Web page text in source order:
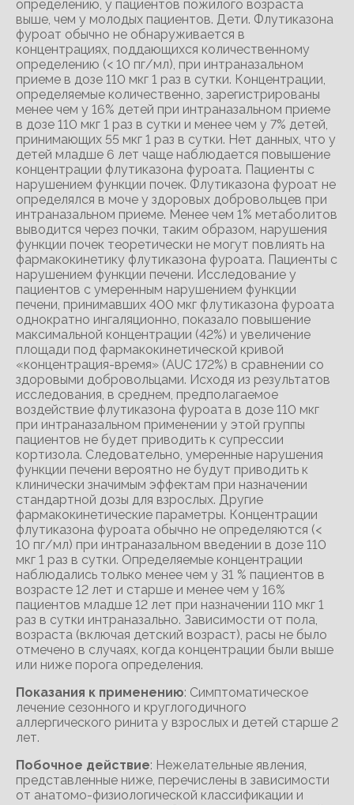
определению, у пациентов пожилого возраста
выше, чем у молодых пациентов. Дети. Флутиказона
фуроат обычно не обнаруживается в
концентрациях, поддающихся количественному
определению (< 10 пг/мл), при интраназальном
приеме в дозе 110 мкг 1 раз в сутки. Концентрации,
определяемые количественно, зарегистрированы
менее чем у 16% детей при интраназальном приеме
в дозе 110 мкг 1 раз в сутки и менее чем у 7% детей,
принимающих 55 мкг 1 раз в сутки. Нет данных, что у
детей младше 6 лет чаще наблюдается повышение
концентрации флутиказона фуроата. Пациенты с
нарушением функции почек. Флутиказона фуроат не
определялся в моче у здоровых добровольцев при
интраназальном приеме. Менее чем 1% метаболитов
выводится через почки, таким образом, нарушения
функции почек теоретически не могут повлиять на
фармакокинетику флутиказона фуроата. Пациенты с
нарушением функции печени. Исследование у
пациентов с умеренным нарушением функции
печени, принимавших 400 мкг флутиказона фуроата
однократно ингаляционно, показало повышение
максимальной концентрации (42%) и увеличение
площади под фармакокинетической кривой
«концентрация-время» (AUC 172%) в сравнении со
здоровыми добровольцами. Исходя из результатов
исследования, в среднем, предполагаемое
воздействие флутиказона фуроата в дозе 110 мкг
при интраназальном применении у этой группы
пациентов не будет приводить к супрессии
кортизола. Следовательно, умеренные нарушения
функции печени вероятно не будут приводить к
клинически значимым эффектам при назначении
стандартной дозы для взрослых. Другие
фармакокинетические параметры. Концентрации
флутиказона фуроата обычно не определяются (<
10 пг/мл) при интраназальном введении в дозе 110
мкг 1 раз в сутки. Определяемые концентрации
наблюдались только менее чем у 31 % пациентов в
возрасте 12 лет и старше и менее чем у 16%
пациентов младше 12 лет при назначении 110 мкг 1
раз в сутки интраназально. Зависимости от пола,
возраста (включая детский возраст), расы не было
отмечено в случаях, когда концентрации были выше
или ниже порога определения.
Показания к применению: Симптоматическое
лечение сезонного и круглогодичного
аллергического ринита у взрослых и детей старше 2
лет.
Побочное действие: Нежелательные явления,
представленные ниже, перечислены в зависимости
от анатомо-физиологической классификации и